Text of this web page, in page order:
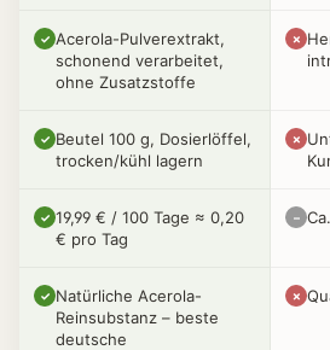
✓ Acerola-Pulverextrakt,
schonend verarbeitet,
ohne Zusatzstoffe
✗
✓ Beutel 100 g, Dosierlöffel,
trocken/kühl lagern
✗
✓ 19,99 € / 100 Tage ≈ 0,20
€ pro Tag
–
✓ Natürliche Acerola-
Reinsubstanz – beste
deutsche
✗